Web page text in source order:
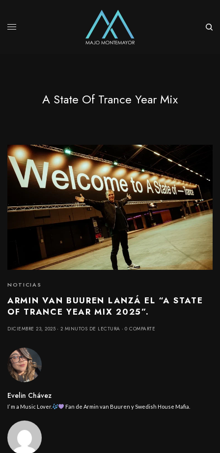
A State Of Trance Year Mix
NOTICIAS
ARMIN VAN BUUREN LANZÁ EL “A STATE
OF TRANCE YEAR MIX 2025”.
DICIEMBRE 23, 2025 2 MINUTOS DE LECTURA 0 COMPARTE
Evelin Chávez
I’ m a Music Lover. Fan de Armin van Buuren y Swedish House Mafia.